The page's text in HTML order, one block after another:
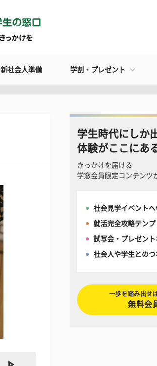
新社会人準備 学割・プレゼント
学生時代にしか
体験がここにあ
きっかけを届ける
学窓会員限定コンテンツ
社会見学イベントへ
就活完全攻略テンプ
試写会・プレゼン
社会人や学生との
一歩を踏み出せ
無料会